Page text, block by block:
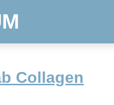
Collagen